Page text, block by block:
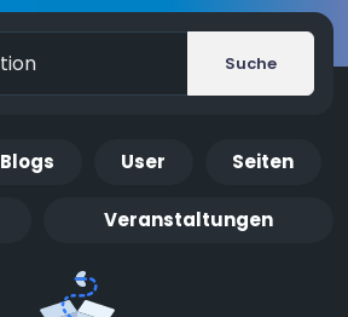
Suche
Blogs User Seiten
Veranstaltungen